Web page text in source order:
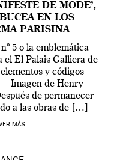
DE MODE’,
EN LOS
PARISINA
5 o la emblemática
el El Palais Galliera de
y códigos
Imagen de Henry
de permanecer
a las obras de […]
MÁS